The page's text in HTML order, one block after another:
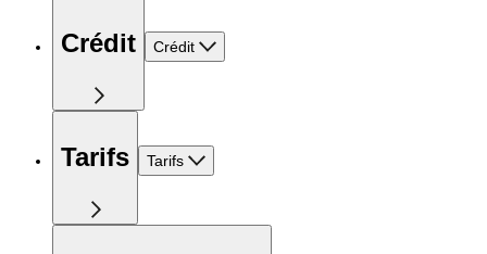
Crédit Crédit
Tarifs Tarifs